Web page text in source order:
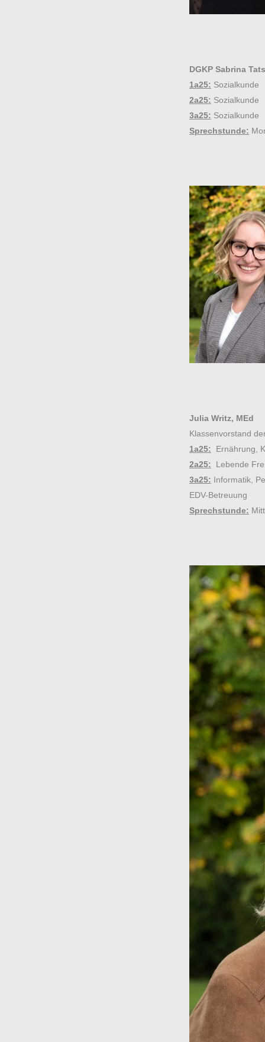
DGKP Sabrina
1a25: Sozialkunde
2a25: Sozialkunde
3a25: Sozialkunde
Sprechstunde:
Julia Writz, MEd
Klassenvorstand
1a25: Ernährung,
2a25: Lebende
3a25: Informatik,
EDV-Betreuung
Sprechstunde: